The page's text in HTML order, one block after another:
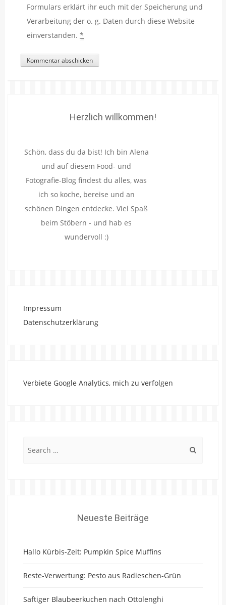
Formulars erklärt ihr euch mit der Speicherung und
Verarbeitung der o. g. Daten durch diese Website
einverstanden. *
Herzlich willkommen!
Schön, dass du da bist! Ich bin Alena
und auf diesem Food- und
Fotografie-Blog findest du alles, was
ich so koche, bereise und an
schönen Dingen entdecke. Viel Spaß
beim Stöbern - und hab es
wundervoll :)
Impressum
Datenschutzerklärung
Verbiete Google Analytics, mich zu verfolgen
Neueste Beiträge
Hallo Kürbis-Zeit: Pumpkin Spice Muffins
Reste-Verwertung: Pesto aus Radieschen-Grün
Saftiger Blaubeerkuchen nach Ottolenghi